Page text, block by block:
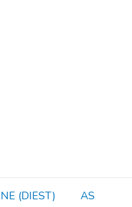
(DIEST) AS